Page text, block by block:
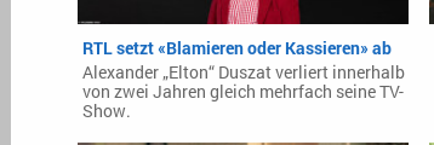
RTL setzt «Blamieren oder Kassieren» ab
Alexander „Elton“ Duszat verliert innerhalb
von zwei Jahren gleich mehrfach seine TV-
Show.